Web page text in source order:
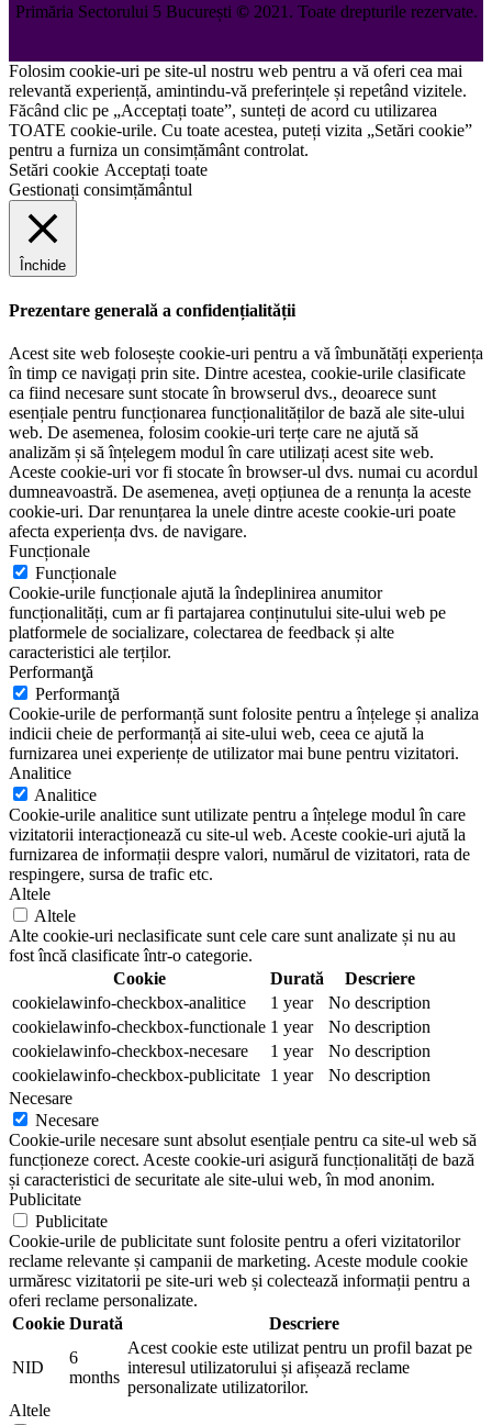
Primăria Sectorului 5 București ©️2021. Toate drepturile rezervate.
Folosim cookie-uri pe site-ul nostru web pentru a vă oferi cea mai
relevantă experiență, amintindu-vă preferințele și repetând vizitele.
Făcând clic pe „Acceptați toate”, sunteți de acord cu utilizarea
TOATE cookie-urile. Cu toate acestea, puteți vizita „Setări cookie”
pentru a furniza un consimțământ controlat.
Setări cookie Acceptați toate
Gestionați consimțământul
Închide
Prezentare generală a confidențialității
Acest site web folosește cookie-uri pentru a vă îmbunătăți experiența
în timp ce navigați prin site. Dintre acestea, cookie-urile clasificate
ca fiind necesare sunt stocate în browserul dvs., deoarece sunt
esențiale pentru funcționarea funcționalităților de bază ale site-ului
web. De asemenea, folosim cookie-uri terțe care ne ajută să
analizăm și să înțelegem modul în care utilizați acest site web.
Aceste cookie-uri vor fi stocate în browser-ul dvs. numai cu acordul
dumneavoastră. De asemenea, aveți opțiunea de a renunța la aceste
cookie-uri. Dar renunțarea la unele dintre aceste cookie-uri poate
afecta experiența dvs. de navigare.
Funcționale
Funcționale
Cookie-urile funcționale ajută la îndeplinirea anumitor
funcționalități, cum ar fi partajarea conținutului site-ului web pe
platformele de socializare, colectarea de feedback și alte
caracteristici ale terților.
Performanţă
Performanţă
Cookie-urile de performanță sunt folosite pentru a înțelege și analiza
indicii cheie de performanță ai site-ului web, ceea ce ajută la
furnizarea unei experiențe de utilizator mai bune pentru vizitatori.
Analitice
Analitice
Cookie-urile analitice sunt utilizate pentru a înțelege modul în care
vizitatorii interacționează cu site-ul web. Aceste cookie-uri ajută la
furnizarea de informații despre valori, numărul de vizitatori, rata de
respingere, sursa de trafic etc.
Altele
Altele
Alte cookie-uri neclasificate sunt cele care sunt analizate și nu au
fost încă clasificate într-o categorie.
Cookie
Durată
Descriere
cookielawinfo-checkbox-analitice
1 year
No description
cookielawinfo-checkbox-functionale 1 year
No description
cookielawinfo-checkbox-necesare
1 year
No description
cookielawinfo-checkbox-publicitate 1 year
No description
Necesare
Necesare
Cookie-urile necesare sunt absolut esențiale pentru ca site-ul web să
funcționeze corect. Aceste cookie-uri asigură funcționalități de bază
și caracteristici de securitate ale site-ului web, în mod anonim.
Publicitate
Publicitate
Cookie-urile de publicitate sunt folosite pentru a oferi vizitatorilor
reclame relevante și campanii de marketing. Aceste module cookie
urmăresc vizitatorii pe site-uri web și colectează informații pentru a
oferi reclame personalizate.
Cookie Durată Descriere
NID
6
months
Acest cookie este utilizat pentru un profil bazat pe
interesul utilizatorului și afișează reclame
personalizate utilizatorilor.
Altele